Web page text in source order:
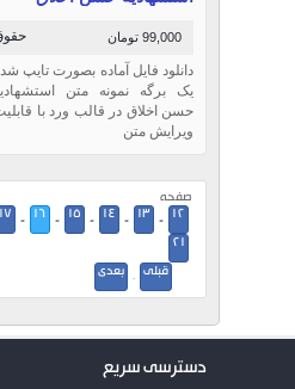
99,000 تومان
دانلود فایل آماده بصورت تایپ
یک برگه نمونه متن
حسن اخلاق در قالب ورد با
ویرایش متن
صفحه
12
-
13
-
14
-
15
-
16
-
17
21
قبلی · بعدی
دسترسی سریع